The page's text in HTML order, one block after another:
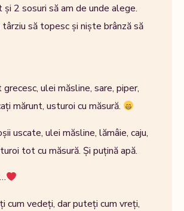
și 2 sosuri să am de unde alege.
târziu să topesc și niște brânză să
ulei măsline, sare, piper,
mărunt, usturoi cu măsură.
uscate, ulei măsline, lămâie, caju,
tot cu măsură. Și puțină apă.
cum vedeți, dar puteți cum vreți,